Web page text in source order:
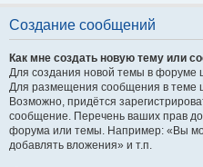
Создание сообщений
Как мне создать новую тему или
Для создания новой темы в форуме
Для размещения сообщения в теме
Возможно, придётся
сообщение. Перечень ваших прав
форума или темы. Например: «Вы
добавлять вложения» и т.п.